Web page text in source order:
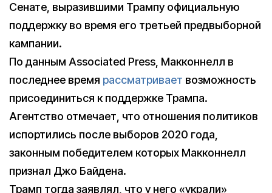
Сенате, выразившими Трампу официальную
поддержку во время его третьей предвыборной
кампании.
По данным Associated Press, Макконнелл в
последнее время рассматривает возможность
присоединиться к поддержке Трампа.
Агентство отмечает, что отношения политиков
испортились после выборов 2020 года,
законным победителем которых Макконнелл
признал Джо Байдена.
Трамп тогда заявлял, что у него «украли»